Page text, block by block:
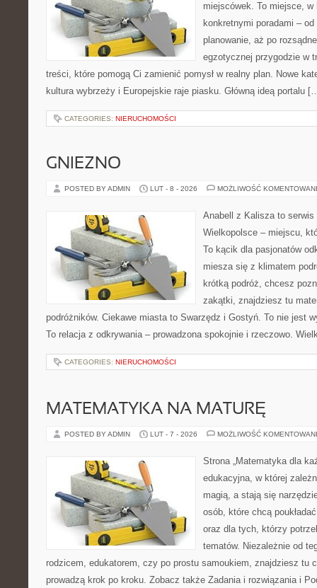
miejscówek. To miejsce,
konkretnymi poradami –
planowanie, aż po
egzotycznej przygodzie w
treści, które pomogą Ci zamienić pomysł w realny plan. Nowe
kultura wybrzeży i Europejskie raje piasku. Główną ideą portalu
CATEGORIES: NIERUCHOMOŚCI
GNIEZNO
POSTED BY ADMIN LUT - 8 - 2026 MOŻLIWOŚĆ
Anabell z Kalisza to
Wielkopolsce – miejscu,
To kącik dla pasjonatów
miesza się z klimatem
krótką podróż, chcesz
zakątki, znajdziesz tu
podróżników. Ciekawe miasta to Swarzędz i Gostyń. To nie jest
To relacja z odkrywania – prowadzona spokojnie i rzeczowo.
CATEGORIES: NIERUCHOMOŚCI
MATEMATYKA NA MATURĘ
POSTED BY ADMIN LUT - 7 - 2026 MOŻLIWOŚĆ
Strona „Matematyka dla
edukacyjna, w której
magią, a stają się
osób, które chcą
oraz dla tych, którzy
tematów. Niezależnie od
rodzicem, edukatorem, czy po prostu samoukiem, znajdziesz tu
prowadzą krok po kroku. Zobacz także Zadania i rozwiązania i